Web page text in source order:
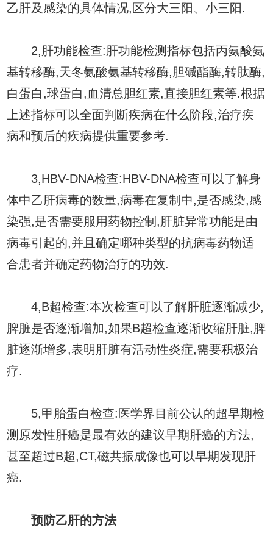
乙肝及感染的具体情况,区分大三阳、小三阳.
2,肝功能检查:肝功能检测指标包括丙氨酸氨
基转移酶,天冬氨酸氨基转移酶,胆碱酯酶,转肽酶,
白蛋白,球蛋白,血清总胆红素,直接胆红素等.根据
上述指标可以全面判断疾病在什么阶段,治疗疾
病和预后的疾病提供重要参考.
3,HBV-DNA检查:HBV-DNA检查可以了解身
体中乙肝病毒的数量,病毒在复制中,是否感染,感
染强,是否需要服用药物控制,肝脏异常功能是由
病毒引起的,并且确定哪种类型的抗病毒药物适
合患者并确定药物治疗的功效.
4,B超检查:本次检查可以了解肝脏逐渐减少,
脾脏是否逐渐增加,如果B超检查逐渐收缩肝脏,脾
脏逐渐增多,表明肝脏有活动性炎症,需要积极治
疗.
5,甲胎蛋白检查:医学界目前公认的超早期检
测原发性肝癌是最有效的建议早期肝癌的方法,
甚至超过B超,CT,磁共振成像也可以早期发现肝
癌.
预防乙肝的方法